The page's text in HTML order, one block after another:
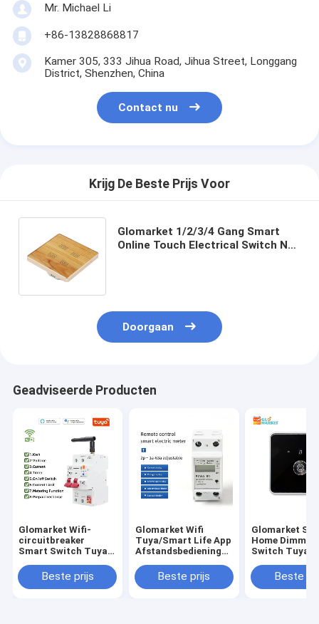
Mr. Michael Li
+86-13828868817
Kamer 305, 333 Jihua Road, Jihua Street, Longgang
District, Shenzhen, China
Contact nu
Krijg De Beste Prijs Voor
Glomarket 1/2/3/4 Gang Smart
Online Touch Electrical Switch No
Doorgaan
Geadviseerde Producten
Glomarket Wifi-
circuitbreaker
Smart Switch Tuya
Smart Home System
Elektrisch circuit 4P
Beste prijs
Glomarket Wifi
Tuya/Smart Life App
Afstandsbediening
Protector Relay
Device Switch
Beste prijs
Glomarket
Home Dimmer
Switch Tuya
Dimming Stel
helderheid
Beste